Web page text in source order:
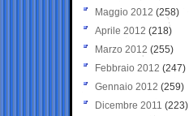
Maggio 2012 (258)
Aprile 2012 (218)
Marzo 2012 (255)
Febbraio 2012 (247)
Gennaio 2012 (259)
Dicembre 2011 (223)